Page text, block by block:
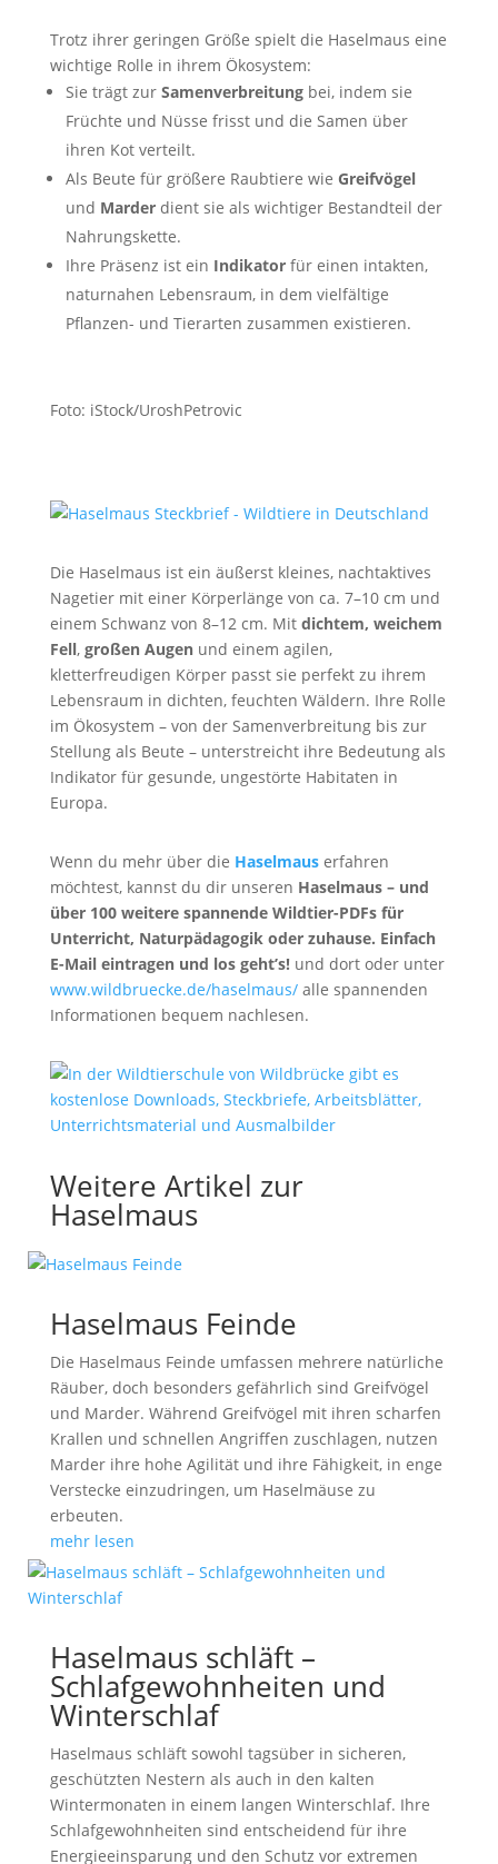
Trotz ihrer geringen Größe spielt die Haselmaus eine
wichtige Rolle in ihrem Ökosystem:
Sie trägt zur Samenverbreitungbei, indem sie
Früchte und Nüsse frisst und die Samen über
ihren Kot verteilt.
Als Beute für größere Raubtiere wie Greifvögel
und Marderdient sie als wichtiger Bestandteil der
Nahrungskette.
Ihre Präsenz ist ein Indikatorfür einen intakten,
naturnahen Lebensraum, in dem vielfältige
Pflanzen- und Tierarten zusammen existieren.
Foto: iStock/UroshPetrovic
Die Haselmaus ist ein äußerst kleines, nachtaktives
Nagetier mit einer Körperlänge von ca. 7–10 cm und
einem Schwanz von 8–12 cm. Mit dichtem, weichem
Fell, großen Augenund einem agilen,
kletterfreudigen Körper passt sie perfekt zu ihrem
Lebensraum in dichten, feuchten Wäldern. Ihre Rolle
im Ökosystem – von der Samenverbreitung bis zur
Stellung als Beute – unterstreicht ihre Bedeutung als
Indikator für gesunde, ungestörte Habitaten in
Europa.
Wenn du mehr über die Haselmaus erfahren
möchtest, kannst du dir unseren Haselmaus – und
über 100 weitere spannende Wildtier-PDFs für
Unterricht, Naturpädagogik oder zuhause. Einfach
E-Mail eintragen und los geht’s!und dort oder unter
www.wildbruecke.de/haselmaus/alle spannenden
Informationen bequem nachlesen.
Weitere Artikel zur
Haselmaus
Haselmaus Feinde
Die Haselmaus Feinde umfassen mehrere natürliche
Räuber, doch besonders gefährlich sind Greifvögel
und Marder. Während Greifvögel mit ihren scharfen
Krallen und schnellen Angriffen zuschlagen, nutzen
Marder ihre hohe Agilität und ihre Fähigkeit, in enge
Verstecke einzudringen, um Haselmäuse zu
erbeuten.
mehr lesen
Haselmaus schläft –
Schlafgewohnheiten und
Winterschlaf
Haselmaus schläft sowohl tagsüber in sicheren,
geschützten Nestern als auch in den kalten
Wintermonaten in einem langen Winterschlaf. Ihre
Schlafgewohnheiten sind entscheidend für ihre
Energieeinsparung und den Schutz vor extremen